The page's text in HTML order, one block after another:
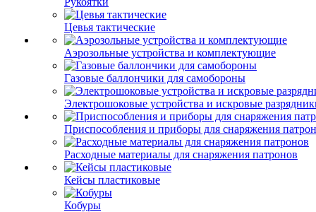
Цевья тактические
Аэрозольные устройства и комплектующие
Газовые баллончики для самобороны
Электрошоковые устройства и искровые
Приспособления и приборы для снаряжения
Расходные материалы для снаряжения патронов
Кейсы пластиковые
Кобуры